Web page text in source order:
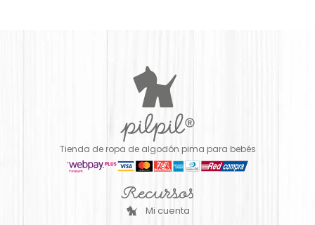
Tienda de ropa de algodón pima para bebés
Recursos
Mi cuenta